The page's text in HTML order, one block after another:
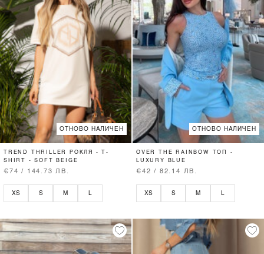
ОТНОВО НАЛИЧЕН
TREND THRILLER РОКЛЯ - T-
SHIRT - SOFT BEIGE
€74 / 144.73 ЛВ.
XS S M
ОТНОВО НАЛИЧЕН
OVER THE RAINBOW ТОП -
LUXURY BLUE
€42 / 82.14 ЛВ.
XS S M